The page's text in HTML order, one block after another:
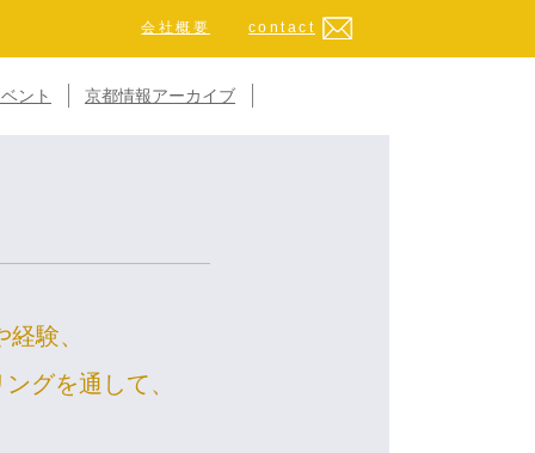
会社概要 contact
ント 京都情報アーカイブ
験、
グを通して、